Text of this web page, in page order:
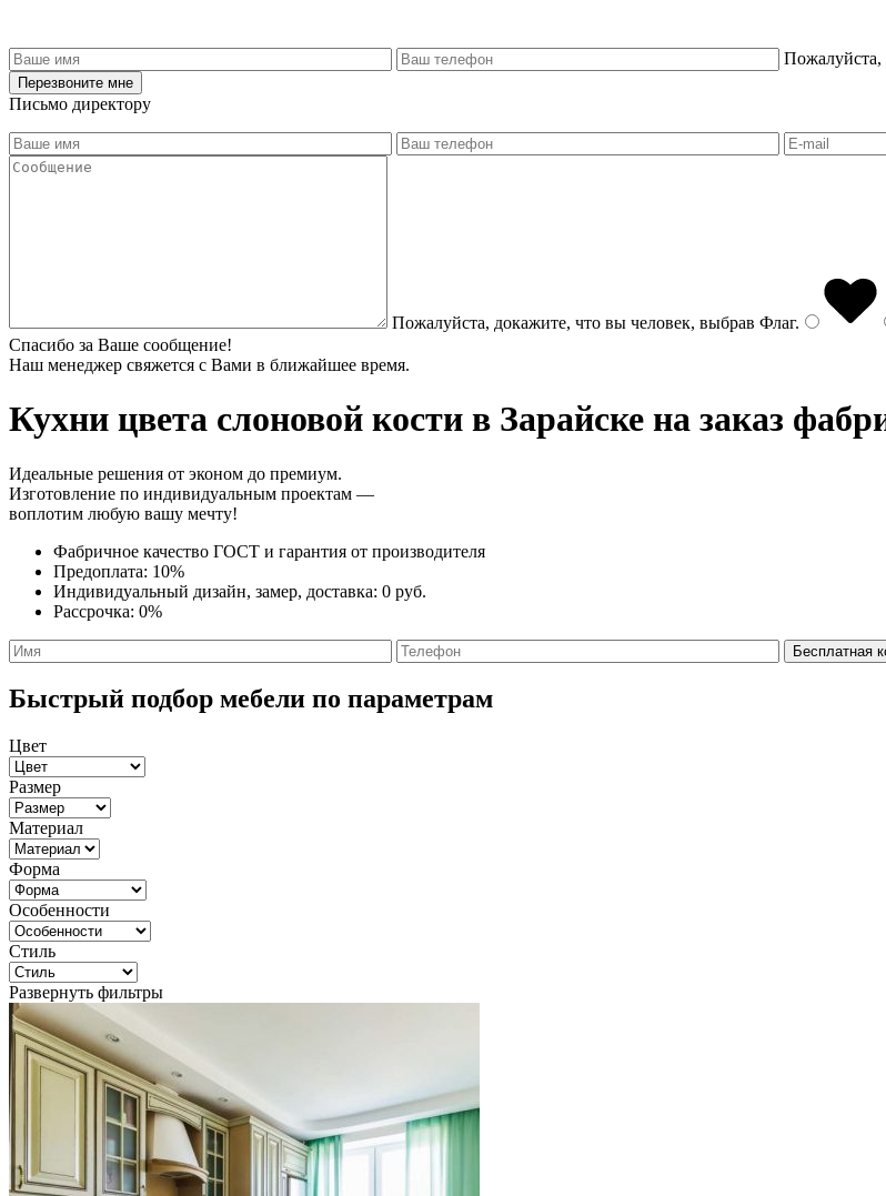
Пожалуйста,
Письмо директору
Пожалуйста, докажите, что вы человек, выбрав Флаг.
Спасибо за Ваше сообщение!
Наш менеджер свяжется с Вами в ближайшее время.
Кухни цвета слоновой кости в Зарайске на заказ
Идеальные решения от эконом до премиум.
Изготовление по индивидуальным проектам —
воплотим любую вашу мечту!
Фабричное качество ГОСТ и гарантия от производителя
Предоплата: 10%
Индивидуальный дизайн, замер, доставка: 0 руб.
Рассрочка: 0%
Быстрый подбор мебели по параметрам
Цвет
Размер
Материал
Форма
Особенности
Стиль
Развернуть фильтры